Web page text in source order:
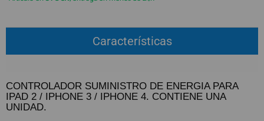
HORARIO de TIENDA:
Lunes a Viernes 09:30h a 20:00h
REGISTRO PROFESIONAL
Características
CONTROLADOR SUMINISTRO DE ENERGIA PARA
IPAD 2 / IPHONE 3 / IPHONE 4. CONTIENE UNA
UNIDAD.